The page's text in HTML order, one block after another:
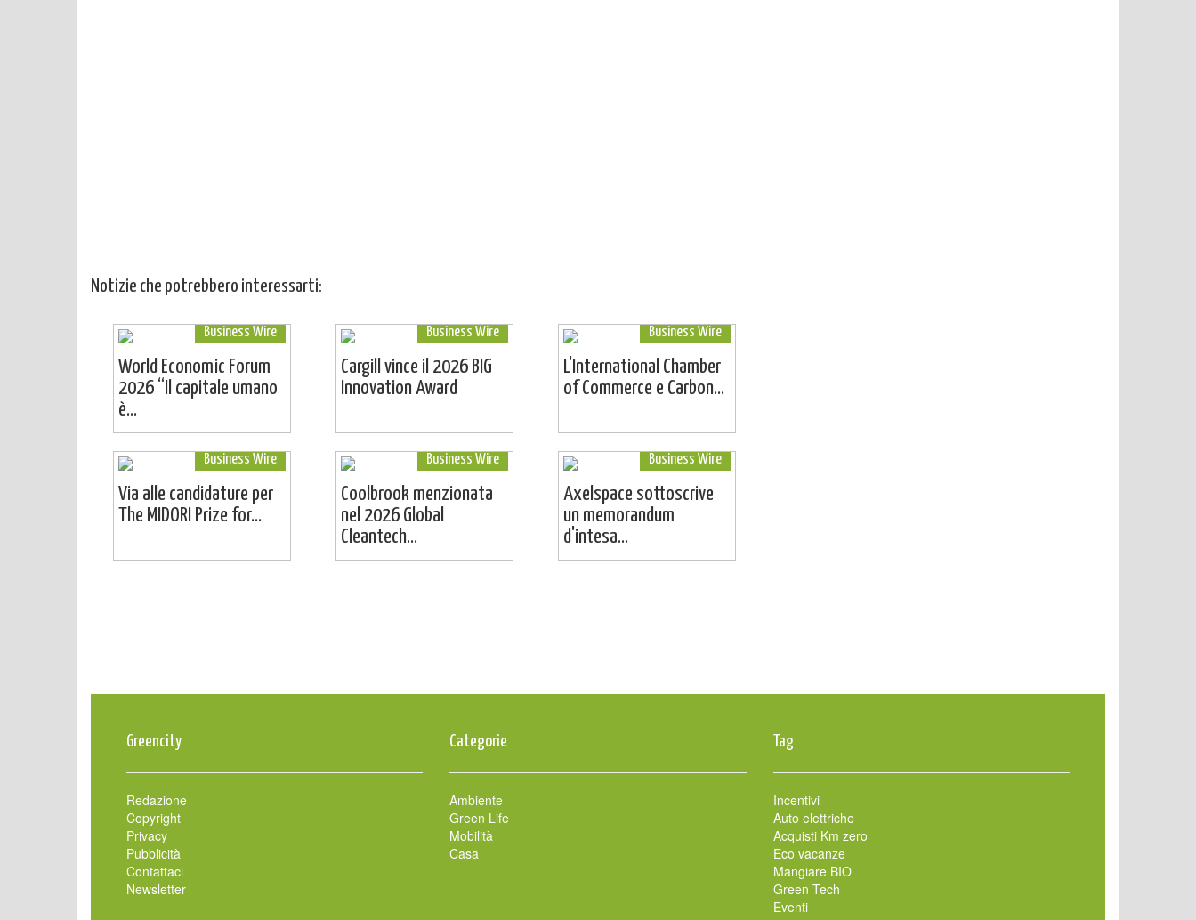
Notizie che potrebbero interessarti:
Business Wire
World Economic Forum
2026 “Il capitale umano
è...
Business Wire
Cargill vince il 2026 BIG
Innovation Award
Business Wire
L'International Chamber
of Commerce e Carbon...
Business Wire
Via alle candidature per
The MIDORI Prize for...
Business Wire
Coolbrook menzionata
nel 2026 Global
Cleantech...
Business Wire
Axelspace sottoscrive
un memorandum
d'intesa...
Greencity
Redazione
Copyright
Privacy
Pubblicità
Contattaci
Newsletter
Categorie
Ambiente
Green Life
Mobilità
Casa
Tag
Incentivi
Auto elettriche
Acquisti Km zero
Eco vacanze
Mangiare BIO
Green Tech
Eventi